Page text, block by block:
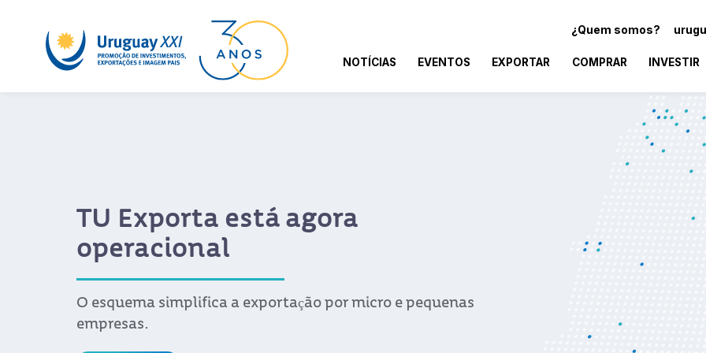
¿Quem somos?
NOTÍCIAS EVENTOS EXPORTAR COMPRAR INVESTIR
está agora
a exportação por micro e pequenas